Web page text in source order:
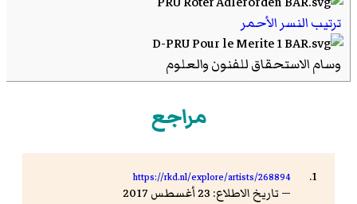
ترتيب النسر الأحمر
وسام الاستحقاق للفنون والعلوم
مراجع
https://rkd.nl/explore/artists/268894
— تاريخ الاطلاع: 23 أغسطس 2017